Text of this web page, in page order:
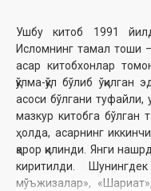
Ушбу китоб 1991
Исломнинг тамал тоши
асар китобхонлар
қўлма-қўл бўлиб
асоси бўлгани туфайли,
мазкур китобга бўлган
ҳолда, асарнинг
қарор қилинди. Янги
киритилди.
мўъжизалар»,